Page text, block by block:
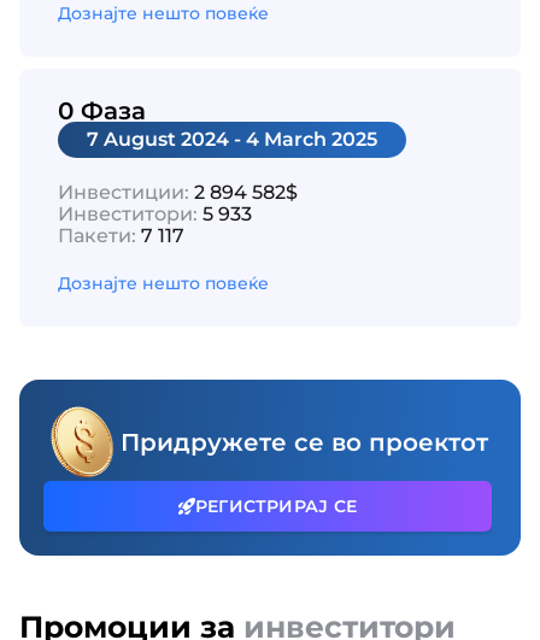
Дознајте нешто повеќе
0 Фаза
7 August 2024 - 4 March 2025
Инвестиции: 2 894 582$
Инвеститори: 5 933
Пакети: 7 117
Дознајте нешто повеќе
Придружете се во проектот
РЕГИСТРИРАЈ СЕ
Промоции за инвеститори